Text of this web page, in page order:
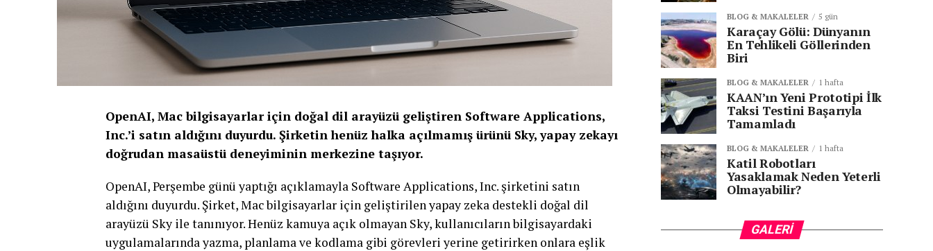
OpenAI, Mac bilgisayarlar için doğal dil arayüzü geliştiren Software Applications,
Inc.’i satın aldığını duyurdu. Şirketin henüz halka açılmamış ürünü Sky, yapay zekayı
doğrudan masaüstü deneyiminin merkezine taşıyor.
OpenAI, Perşembe günü yaptığı açıklamayla Software Applications, Inc. şirketini satın
aldığını duyurdu. Şirket, Mac bilgisayarlar için geliştirilen yapay zeka destekli doğal dil
arayüzü Sky ile tanınıyor. Henüz kamuya açık olmayan Sky, kullanıcıların bilgisayardaki
uygulamalarında yazma, planlama ve kodlama gibi görevleri yerine getirirken onlara eşlik
BLOG & MAKALELER 5 gün
Karaçay Gölü: Dünyanın
En Tehlikeli Göllerinden
Biri
BLOG & MAKALELER 1 hafta
KAAN’ın Yeni Prototipi İlk
Taksi Testini Başarıyla
Tamamladı
BLOG & MAKALELER 1 hafta
Katil Robotları
Yasaklamak Neden Yeterli
Olmayabilir?
GALERI